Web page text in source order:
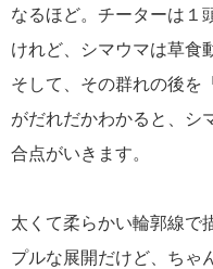
なるほど。チーターは１
けれど、シマウマは草食
そして、その群れの後
がだれだかわかると、シ
合点がいきます。
太くて柔らかい輪郭線で
プルな展開だけど、ちゃ